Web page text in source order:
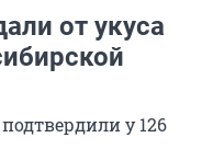
от укуса
у 126